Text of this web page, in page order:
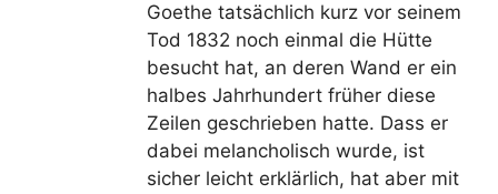
Goethe tatsächlich kurz vor seinem
Tod 1832 noch einmal die Hütte
besucht hat, an deren Wand er ein
halbes Jahrhundert früher diese
Zeilen geschrieben hatte. Dass er
dabei melancholisch wurde, ist
sicher leicht erklärlich, hat aber mit